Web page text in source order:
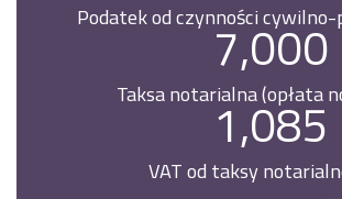
Podatek od czynności7,000
Taksa notarialna (opłata
1,085
VAT od taksy